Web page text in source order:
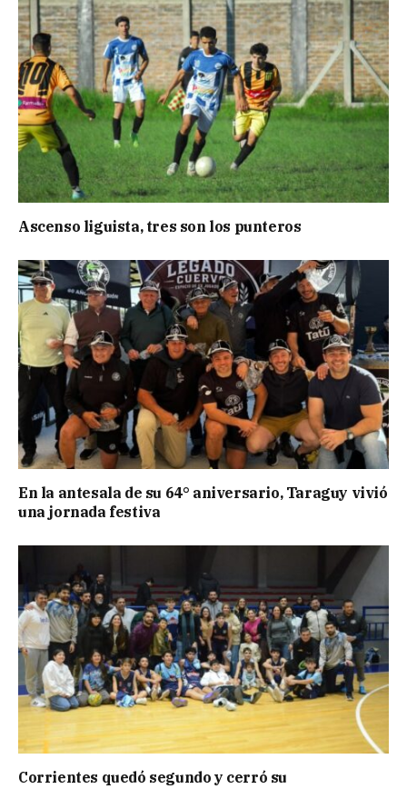
Ascenso liguista, tres son los punteros
En la antesala de su 64° aniversario, Taraguy vivió
una jornada festiva
Corrientes quedó segundo y cerró su